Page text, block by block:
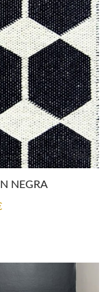
510,00€
NEGRA
Rango
desde